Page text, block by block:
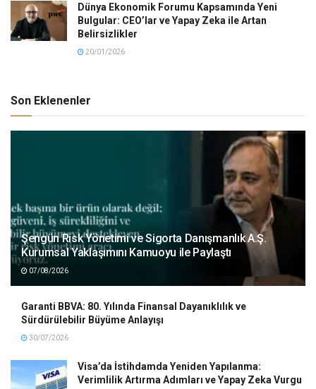
Dünya Ekonomik Forumu Kapsamında Yeni
Bulgular: CEO’lar ve Yapay Zeka ile Artan
Belirsizlikler
20/01/2026
Son Eklenenler
Şengün Risk Yönetimi ve Sigorta Danışmanlık A.Ş.
Kurumsal Yaklaşımını Kamuoyu ile Paylaştı
07/08/2026
Garanti BBVA: 80. Yılında Finansal Dayanıklılık ve
Sürdürülebilir Büyüme Anlayışı
30/07/2026
Visa’da İstihdamda Yeniden Yapılanma:
Verimlilik Artırma Adımları ve Yapay Zeka Vurgu